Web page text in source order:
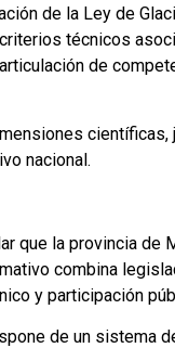
de la Ley de
técnicos
de
nacional.
que la provincia
combina
y participación
de un sistema